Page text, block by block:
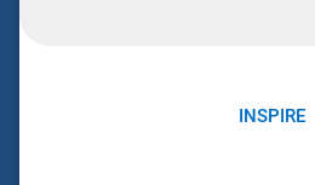
INSPIRE